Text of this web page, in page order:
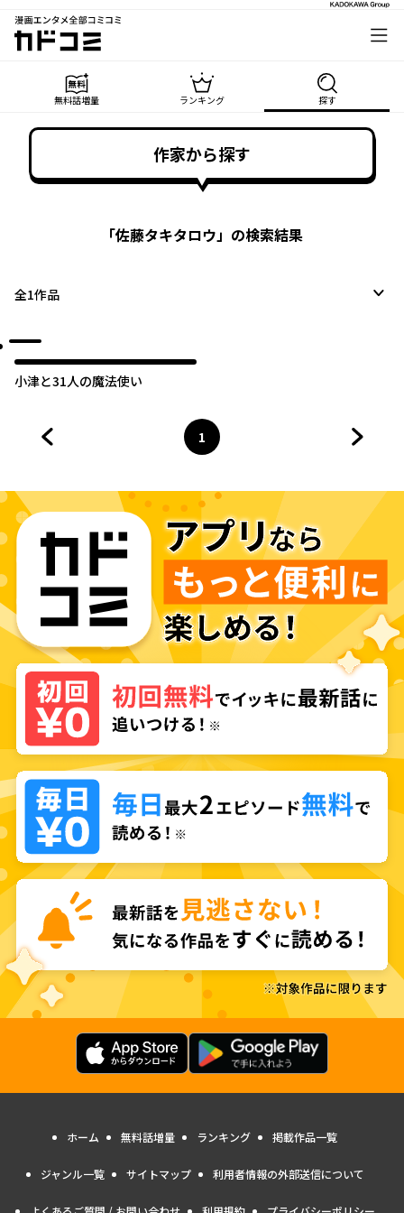
漫画エンタメ全部コミコミ
カドコミ
無料話増量 ランキング 探す
作家から探す
「佐藤タキタロウ」の検索結果
全1作品
小津と31人の魔法使い
ページ
1
へ
ホーム 無料話増量 ランキング 掲載作品一覧
ジャンル一覧 サイトマップ 利用者情報の外部送信について